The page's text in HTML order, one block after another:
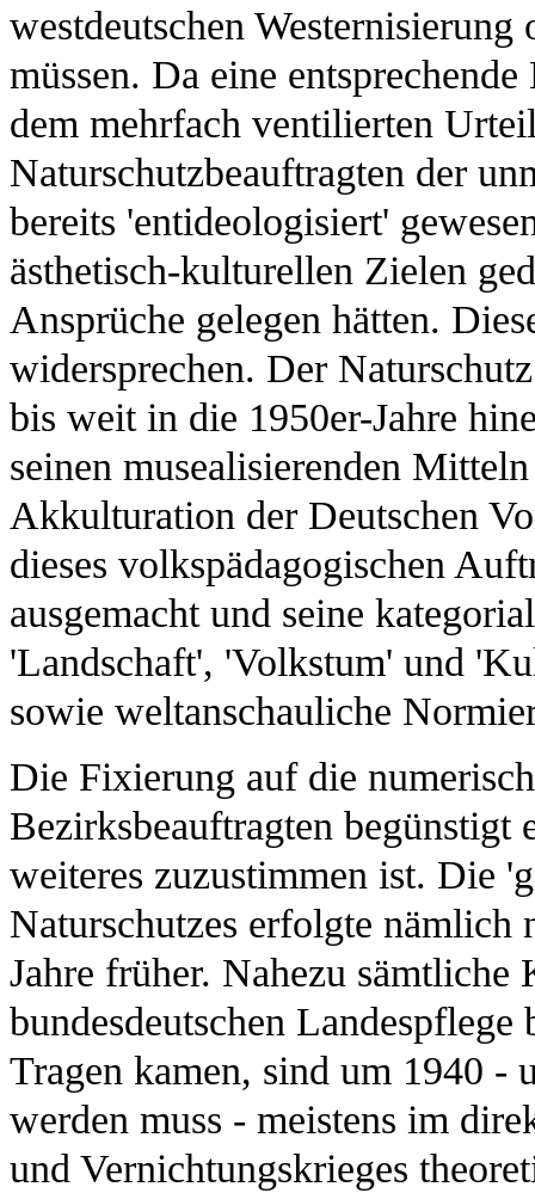
westdeutschen
müssen. Da eine
dem mehrfach ventilierten
Naturschutzbeauftragten der
bereits 'entideologisiert'
ästhetisch-kulturellen Zielen
Ansprüche gelegen hätten.
widersprechen. Der
bis weit in die 1950er-Jahre
seinen musealisierenden
Akkulturation der Deutschen
dieses volkspädagogischen
ausgemacht und seine
'Landschaft', 'Volkstum' und
sowie weltanschauliche
Die Fixierung auf die
Bezirksbeauftragten begünstigt
weiteres zuzustimmen ist. Die
Naturschutzes erfolgte
Jahre früher. Nahezu
bundesdeutschen
Tragen kamen, sind um 1940 -
werden muss - meistens im
und Vernichtungskrieges